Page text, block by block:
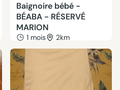
Baignoire bébé -
BÉABA - RÉSERVÉ
MARION
1 mois 2km